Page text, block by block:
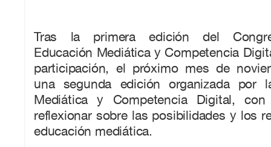
Tras la primera edición del
Educación Mediática y Competencia
participación, el próximo mes de
una segunda edición organizada por
Mediática y Competencia Digital,
reflexionar sobre las posibilidades y los
educación mediática.